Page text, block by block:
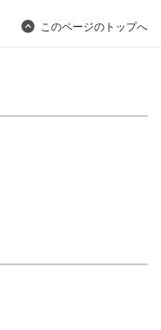
このページのトップへ